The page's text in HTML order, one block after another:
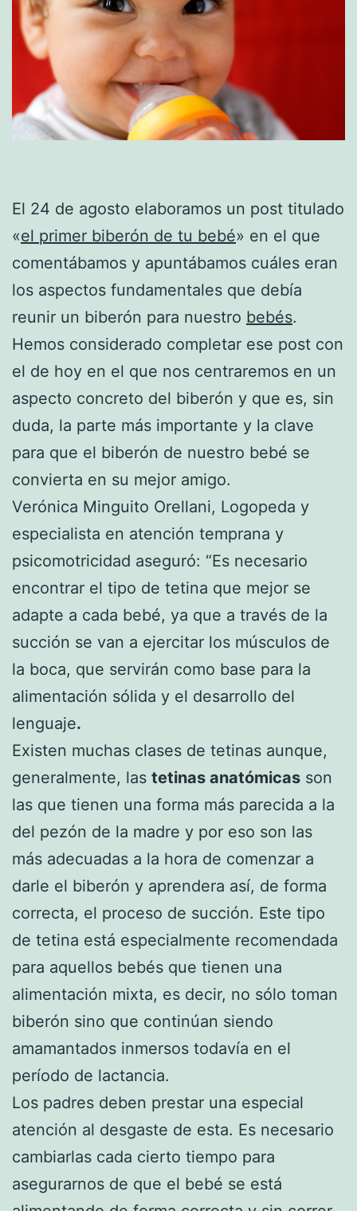
El 24 de agosto elaboramos un post titulado
«el primer biberón de tu bebé» en el que
comentábamos y apuntábamos cuáles eran
los aspectos fundamentales que debía
reunir un biberón para nuestro bebés.
Hemos considerado completar ese post con
el de hoy en el que nos centraremos en un
aspecto concreto del biberón y que es, sin
duda, la parte más importante y la clave
para que el biberón de nuestro bebé se
convierta en su mejor amigo.
Verónica Minguito Orellani, Logopeda y
especialista en atención temprana y
psicomotricidad aseguró: “Es necesario
encontrar el tipo de tetina que mejor se
adapte a cada bebé, ya que a través de la
succión se van a ejercitar los músculos de
la boca, que servirán como base para la
alimentación sólida y el desarrollo del
lenguaje.
Existen muchas clases de tetinas aunque,
generalmente, las tetinas anatómicas son
las que tienen una forma más parecida a la
del pezón de la madre y por eso son las
más adecuadas a la hora de comenzar a
darle el biberón y aprendera así, de forma
correcta, el proceso de succión. Este tipo
de tetina está especialmente recomendada
para aquellos bebés que tienen una
alimentación mixta, es decir, no sólo toman
biberón sino que continúan siendo
amamantados inmersos todavía en el
período de lactancia.
Los padres deben prestar una especial
atención al desgaste de esta. Es necesario
cambiarlas cada cierto tiempo para
asegurarnos de que el bebé se está